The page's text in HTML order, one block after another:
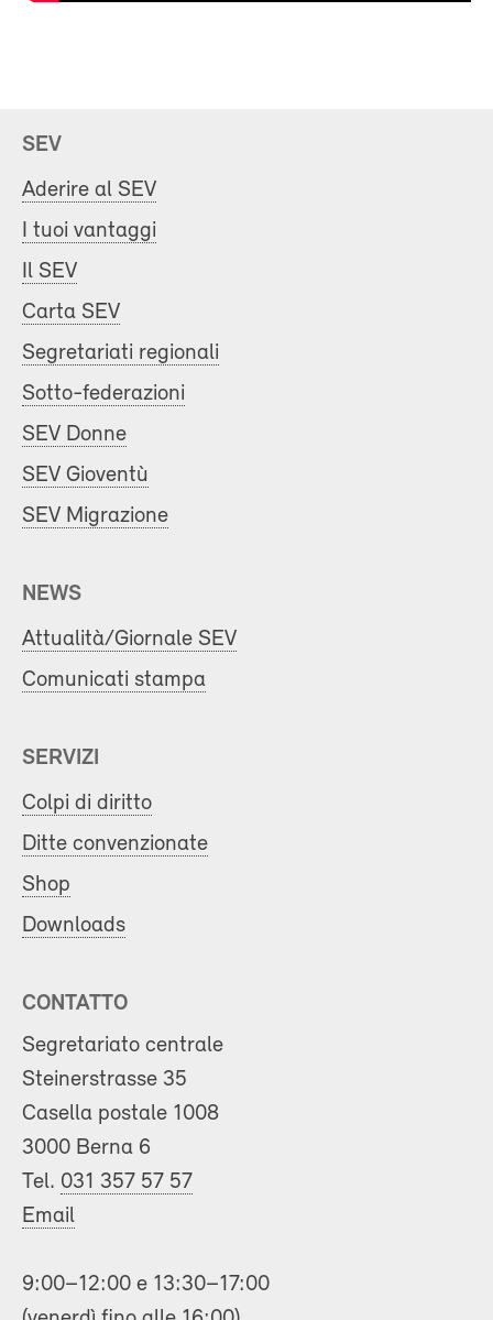
SEV
Aderire al SEV
I tuoi vantaggi
Il SEV
Carta SEV
Segretariati regionali
Sotto-federazioni
SEV Donne
SEV Gioventù
SEV Migrazione
NEWS
Attualità/Giornale SEV
Comunicati stampa
SERVIZI
Colpi di diritto
Ditte convenzionate
Shop
Downloads
CONTATTO
Segretariato centrale
Steinerstrasse 35
Casella postale 1008
3000 Berna 6
Tel. 031 357 57 57
Email
9:00–12:00 e 13:30–17:00